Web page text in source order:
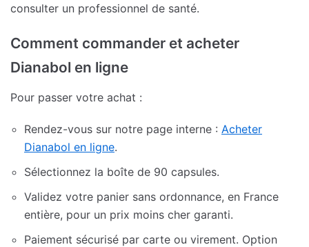
consulter un professionnel de santé.
Comment commander et acheter
Dianabol en ligne
Pour passer votre achat :
Rendez-vous sur notre page interne : Acheter
Dianabol en ligne.
Sélectionnez la boîte de 90 capsules.
Validez votre panier sans ordonnance, en France
entière, pour un prix moins cher garanti.
Paiement sécurisé par carte ou virement. Option